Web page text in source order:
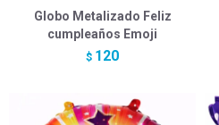
Globo Metalizado Feliz
cumpleaños Emoji
$ 120